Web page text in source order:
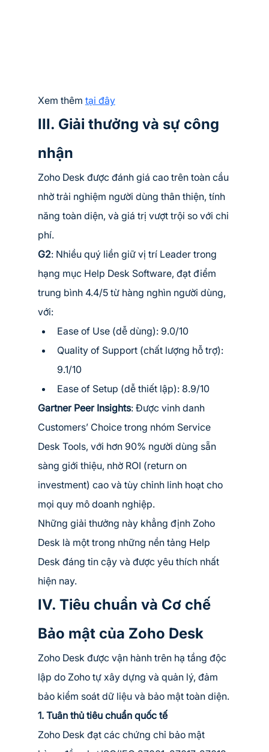
Xem thêm tại đây
III. Giải thưởng và sự công
nhận
Zoho Desk được đánh giá cao trên toàn cầu
nhờ trải nghiệm người dùng thân thiện, tính
năng toàn diện, và giá trị vượt trội so với chi
phí.
G2: Nhiều quý liền giữ vị trí Leader trong
hạng mục Help Desk Software, đạt điểm
trung bình 4.4/5 từ hàng nghìn người dùng,
với:
Ease of Use (dễ dùng): 9.0/10
Quality of Support (chất lượng hỗ trợ):
9.1/10
Ease of Setup (dễ thiết lập): 8.9/10
Gartner Peer Insights: Được vinh danh
Customers’ Choice trong nhóm Service
Desk Tools, với hơn 90% người dùng sẵn
sàng giới thiệu, nhờ ROI (return on
investment) cao và tùy chỉnh linh hoạt cho
mọi quy mô doanh nghiệp.
Những giải thưởng này khẳng định Zoho
Desk là một trong những nền tảng Help
Desk đáng tin cậy và được yêu thích nhất
hiện nay.
IV. Tiêu chuẩn và Cơ chế
Bảo mật của Zoho Desk
Zoho Desk được vận hành trên hạ tầng độc
lập do Zoho tự xây dựng và quản lý, đảm
bảo kiểm soát dữ liệu và bảo mật toàn diện.
1. Tuân thủ tiêu chuẩn quốc tế
Zoho Desk đạt các chứng chỉ bảo mật